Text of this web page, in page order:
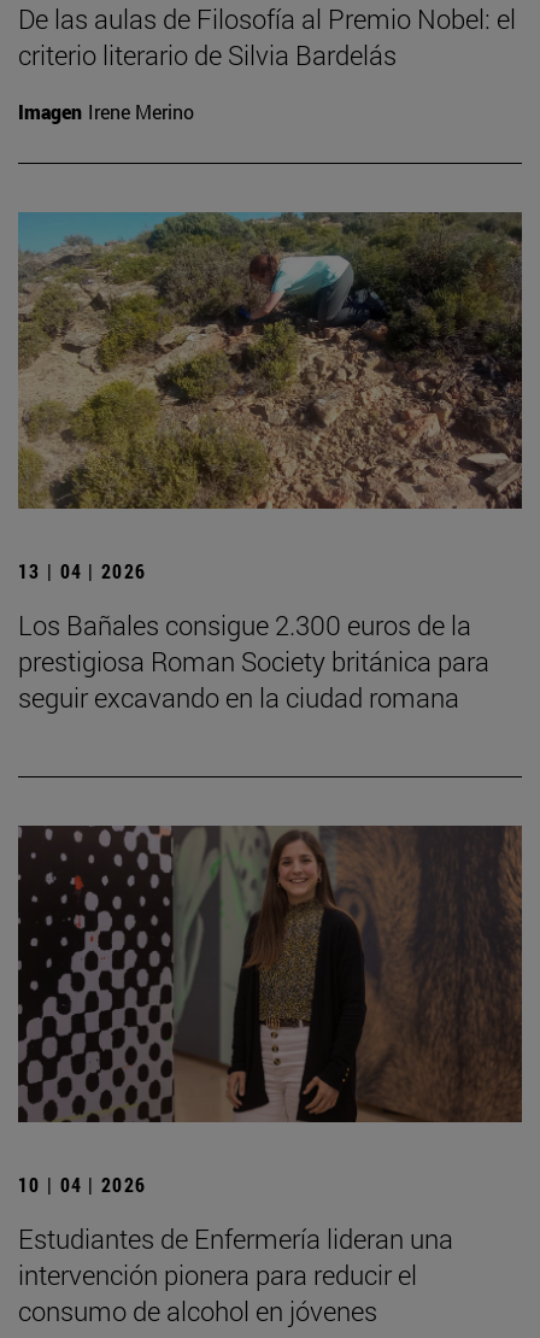
De las aulas de Filosofía al Premio Nobel: el
criterio literario de Silvia Bardelás
Imagen Irene Merino
13 | 04 | 2026
Los Bañales consigue 2.300 euros de la
prestigiosa Roman Society británica para
seguir excavando en la ciudad romana
10 | 04 | 2026
Estudiantes de Enfermería lideran una
intervención pionera para reducir el
consumo de alcohol en jóvenes